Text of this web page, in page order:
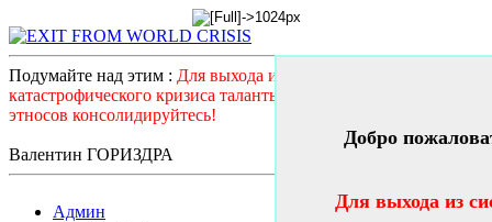
Подумайте над этим : Для выхода из системного
катастрофического кризиса таланты и гении всех стран и
этносов консолидируйтесь!
Валентин ГОРИЗДРА
Админ
Добро
Для выхода из